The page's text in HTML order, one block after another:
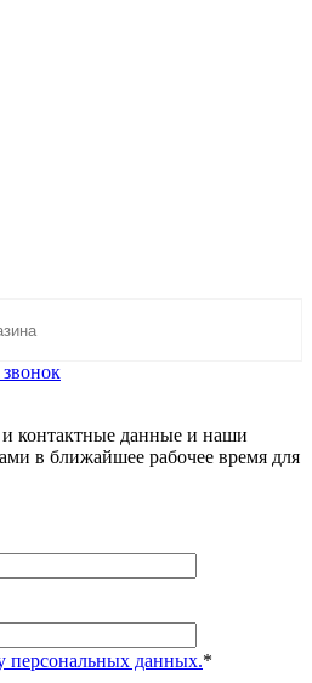
звонок
контактные данные и наши
в ближайшее рабочее время для
персональных данных.*